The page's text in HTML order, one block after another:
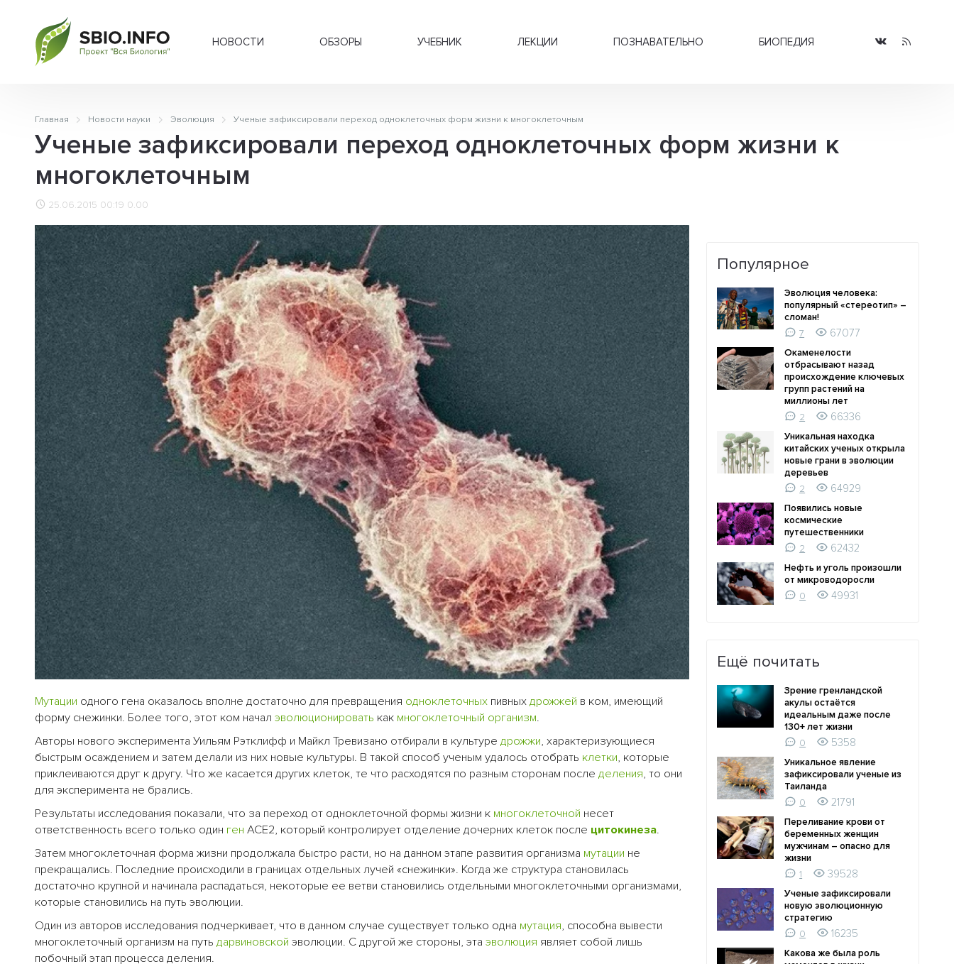
НОВОСТИ ОБЗОРЫ УЧЕБНИК ЛЕКЦИИ ПОЗНАВАТЕЛЬНО БИОПЕДИЯ
Главная Новости науки Эволюция Ученые зафиксировали переход одноклеточных форм жизни к многоклеточным
Ученые зафиксировали переход одноклеточных форм жизни к
многоклеточным
25.06.2015 00:19 0.00
Мутации одного гена оказалось вполне достаточно для превращения одноклеточных пивных дрожжей в ком, имеющий
форму снежинки. Более того, этот ком начал эволюционировать как многоклеточный организм.
Авторы нового эксперимента Уильям Рэтклифф и Майкл Тревизано отбирали в культуре дрожжи, характеризующиеся
быстрым осаждением и затем делали из них новые культуры. В такой способ ученым удалось отобрать клетки, которые
приклеиваются друг к другу. Что же касается других клеток, те что расходятся по разным сторонам после деления, то они
для эксперимента не брались.
Результаты исследования показали, что за переход от одноклеточной формы жизни к многоклеточной несет
ответственность всего только один ген АСЕ2, который контролирует отделение дочерних клеток после цитокинеза.
Затем многоклеточная форма жизни продолжала быстро расти, но на данном этапе развития организма мутации не
прекращались. Последние происходили в границах отдельных лучей «снежинки». Когда же структура становилась
достаточно крупной и начинала распадаться, некоторые ее ветви становились отдельными многоклеточными организмами,
которые становились на путь эволюции.
Один из авторов исследования подчеркивает, что в данном случае существует только одна мутация, способна вывести
многоклеточный организм на путь дарвиновской эволюции. С другой же стороны, эта эволюция являет собой лишь
побочный этап процесса деления.
Популярное
Эволюция человека:
популярный «стереотип» –
сломан!
7
67077
Окаменелости
отбрасывают назад
происхождение ключевых
групп растений на
миллионы лет
2
66336
Уникальная находка
китайских ученых открыла
новые грани в эволюции
деревьев
2
64929
Появились новые
космические
путешественники
2
62432
Нефть и уголь произошли
от микроводоросли
0
49931
Ещё почитать
Зрение гренландской
акулы остаётся
идеальным даже после
130+ лет жизни
0
5358
Уникальное явление
зафиксировали ученые из
Таиланда
0
21791
Переливание крови от
беременных женщин
мужчинам – опасно для
жизни
1
39528
Ученые зафиксировали
новую эволюционную
стратегию
0
16235
Какова же была роль